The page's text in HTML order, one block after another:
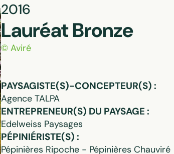
2016
Lauréat Bronze
© Aviré
PAYSAGISTE(S)-CONCEPTEUR(S) :
Agence TALPA
ENTREPRENEUR(S) DU PAYSAGE :
Edelweiss Paysages
PÉPINIÉRISTE(S) :
Pépinières Ripoche - Pépinières Chauviré